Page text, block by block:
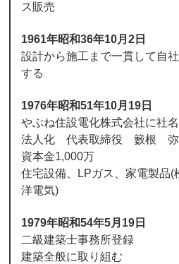
ス販売
1961年昭和36年10月2日
設計から施工まで一貫して自
する
1976年昭和51年10月19日
やぶね住設電化株式会社に社
法人化 代表取締役 籔根 弥
資本金1,000万
住宅設備、LPガス、家電製品(
洋電気)
1979年昭和54年5月19日
二級建築士事務所登録
建築全般に取り組む